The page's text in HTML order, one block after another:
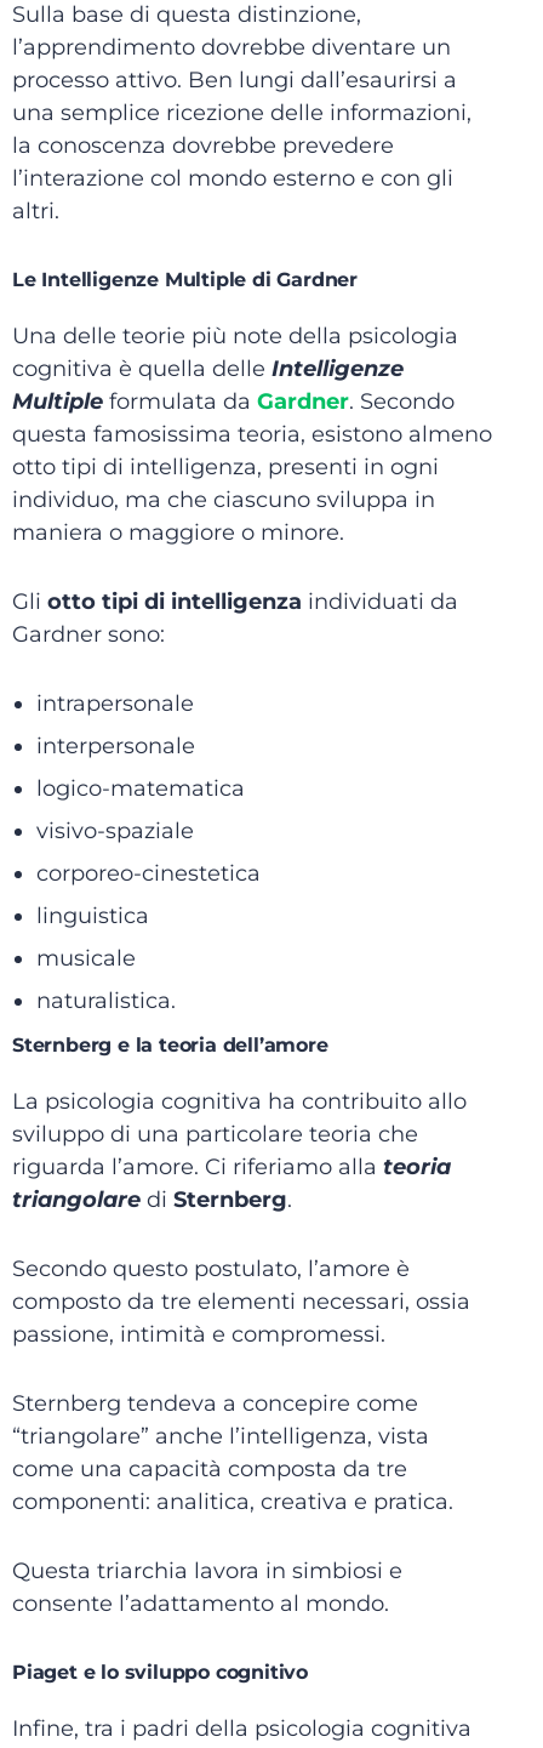
Sulla base di questa distinzione,
l’apprendimento dovrebbe diventare un
processo attivo. Ben lungi dall’esaurirsi a
una semplice ricezione delle informazioni,
la conoscenza dovrebbe prevedere
l’interazione col mondo esterno e con gli
altri.
Le Intelligenze Multiple di Gardner
Una delle teorie più note della psicologia
cognitiva è quella delle Intelligenze
Multiple formulata da Gardner. Secondo
questa famosissima teoria, esistono almeno
otto tipi di intelligenza, presenti in ogni
individuo, ma che ciascuno sviluppa in
maniera o maggiore o minore.
Gli otto tipi di intelligenza individuati da
Gardner sono:
intrapersonale
interpersonale
logico-matematica
visivo-spaziale
corporeo-cinestetica
linguistica
musicale
naturalistica.
Sternberg e la teoria dell’amore
La psicologia cognitiva ha contribuito allo
sviluppo di una particolare teoria che
riguarda l’amore. Ci riferiamo alla teoria
triangolare di Sternberg.
Secondo questo postulato, l’amore è
composto da tre elementi necessari, ossia
passione, intimità e compromessi.
Sternberg tendeva a concepire come
“triangolare” anche l’intelligenza, vista
come una capacità composta da tre
componenti: analitica, creativa e pratica.
Questa triarchia lavora in simbiosi e
consente l’adattamento al mondo.
Piaget e lo sviluppo cognitivo
Infine, tra i padri della psicologia cognitiva